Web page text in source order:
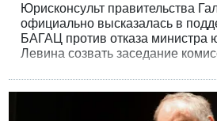
Юрисконсульт правительства
официально высказалась в
БАГАЦ против отказа министра
Левина созвать заседание
поданном сегодня в БАГАЦ,
правительства» снова
«клиента» в Высшем суде